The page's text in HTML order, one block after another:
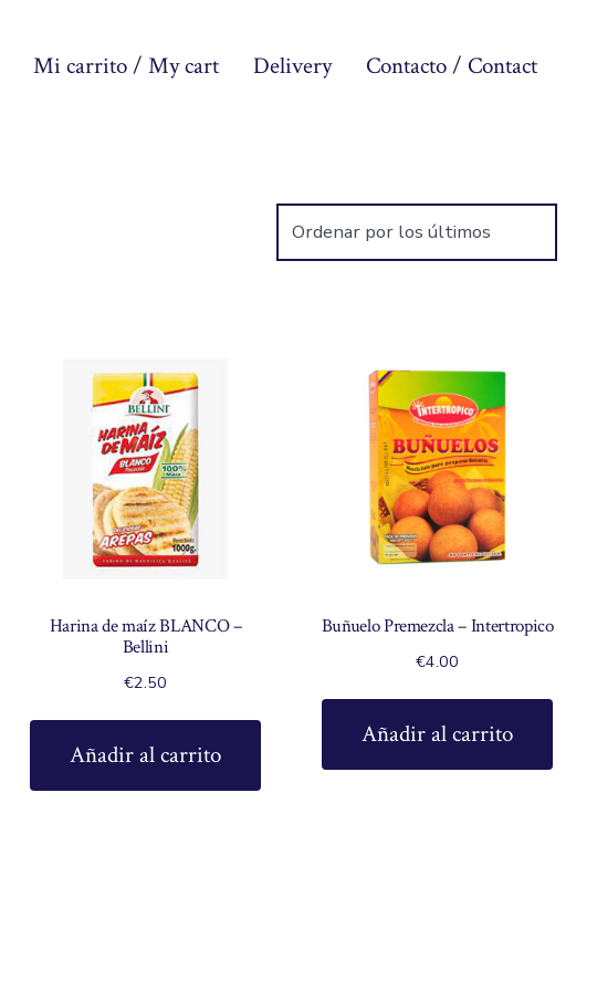
Mi carrito / My cart Delivery Contacto / Contact
Harina de maíz BLANCO –
Bellini
€2.50
Añadir al carrito
Buñuelo Premezcla – Intertropico
€4.00
Añadir al carrito